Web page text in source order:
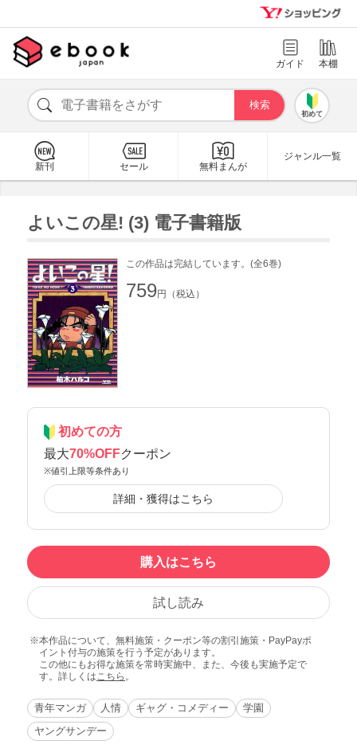
ガイド 本棚
初めて
新刊 セール 無料まんが
ジャンル一覧
よいこの星! (3) 電子書籍版
この作品は完結しています。(全6巻)
759円（税込）
初めての方
最大70%OFFクーポン
※値引上限等条件あり
詳細・獲得はこちら
購入はこちら
試し読み
本作品について、無料施策・クーポン等の割引施策・PayPayポ
イント付与の施策を行う予定があります。
この他にもお得な施策を常時実施中、また、今後も実施予定で
す。詳しくはこちら 。
青年マンガ 人情 ギャグ・コメディー
学園
ヤングサンデー